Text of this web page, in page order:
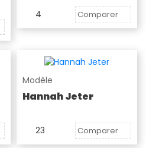
4 Comparer
Modèle
Hannah Jeter
23 Comparer